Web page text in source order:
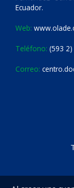
Ecuador.
Web:
Teléfono: (593
Correo: